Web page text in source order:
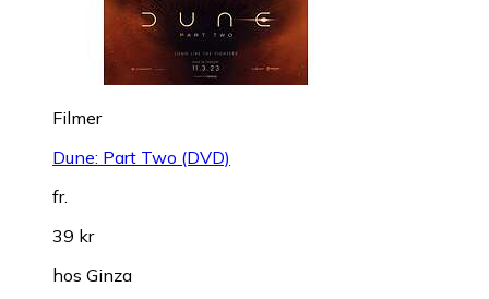
Filmer
Dune: Part Two (DVD)
fr.
39 kr
hos Ginza